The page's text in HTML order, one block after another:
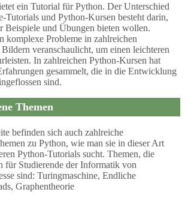
ein Tutorial für Python. Der Unterschied
Tutorials und Python-Kursen besteht darin,
Beispiele und Übungen bieten wollen.
komplexe Probleme in zahlreichen
veranschaulicht, um einen leichteren
In zahlreichen Python-Kursen hat
gesammelt, die in die Entwicklung
sind.
Themen
befinden sich auch zahlreiche
zu Python, wie man sie in dieser Art
Python-Tutorials sucht. Themen, die
für Studierende der Informatik von
sind: Turingmaschine, Endliche
Graphentheorie